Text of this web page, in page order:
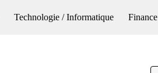
Technologie / Informatique